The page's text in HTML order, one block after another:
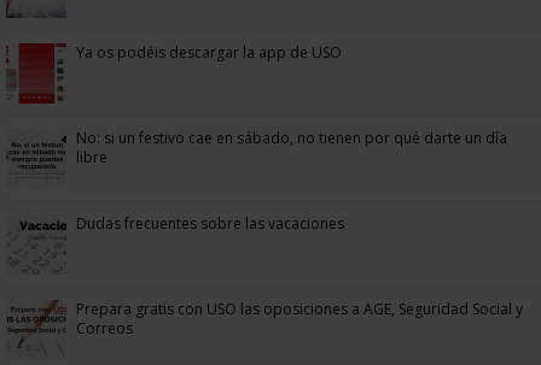
Ya os podéis descargar la app de USO
No: si un festivo cae en sábado, no tienen por qué darte un día
libre
Dudas frecuentes sobre las vacaciones
Prepara gratis con USO las oposiciones a AGE, Seguridad Social y
Correos